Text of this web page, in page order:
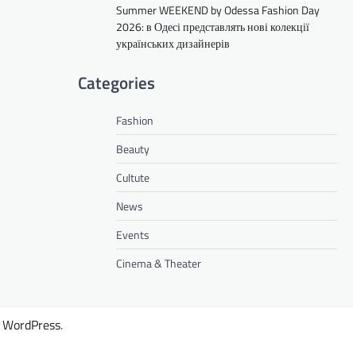
Summer WEEKEND by Odessa Fashion Day
2026: в Одесі представлять нові колекції
українських дизайнерів
Categories
Fashion
Beauty
Cultute
News
Events
Cinema & Theater
WordPress.